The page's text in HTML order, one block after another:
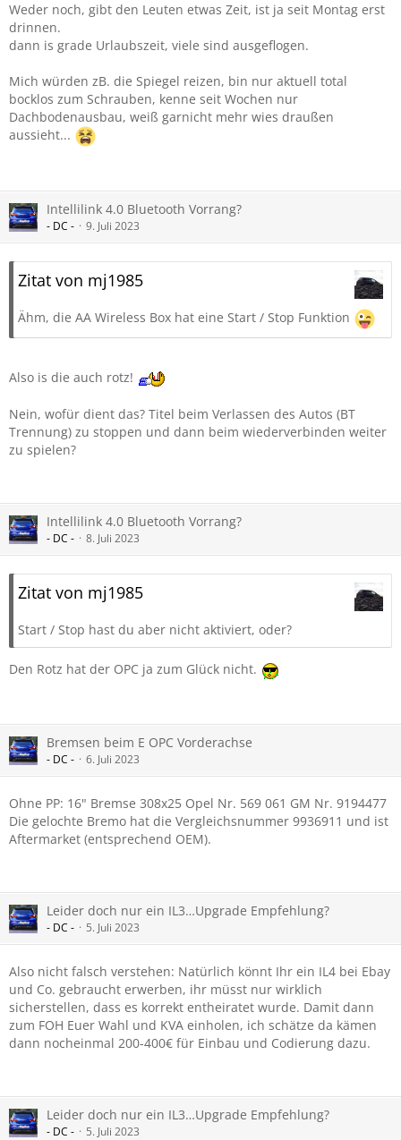
Weder noch, gibt den Leuten etwas Zeit, ist ja seit Montag erst
drinnen.
dann is grade Urlaubszeit, viele sind ausgeflogen.
Mich würden zB. die Spiegel reizen, bin nur aktuell total
bocklos zum Schrauben, kenne seit Wochen nur
Dachbodenausbau, weiß garnicht mehr wies draußen
aussieht...
Intellilink 4.0 Bluetooth Vorrang?
- DC - 9. Juli 2023
Zitat von mj1985
Ähm, die AA Wireless Box hat eine Start / Stop Funktion
Also is die auch rotz!
Nein, wofür dient das? Titel beim Verlassen des Autos (BT
Trennung) zu stoppen und dann beim wiederverbinden weiter
zu spielen?
Intellilink 4.0 Bluetooth Vorrang?
- DC - 8. Juli 2023
Zitat von mj1985
Start / Stop hast du aber nicht aktiviert, oder?
Den Rotz hat der OPC ja zum Glück nicht.
Bremsen beim E OPC Vorderachse
- DC - 6. Juli 2023
Ohne PP: 16" Bremse 308x25 Opel Nr. 569 061 GM Nr. 9194477
Die gelochte Bremo hat die Vergleichsnummer 9936911 und ist
Aftermarket (entsprechend OEM).
Leider doch nur ein IL3…Upgrade Empfehlung?
- DC - 5. Juli 2023
Also nicht falsch verstehen: Natürlich könnt Ihr ein IL4 bei Ebay
und Co. gebraucht erwerben, ihr müsst nur wirklich
sicherstellen, dass es korrekt entheiratet wurde. Damit dann
zum FOH Euer Wahl und KVA einholen, ich schätze da kämen
dann nocheinmal 200-400€ für Einbau und Codierung dazu.
Leider doch nur ein IL3…Upgrade Empfehlung?
- DC - 5. Juli 2023